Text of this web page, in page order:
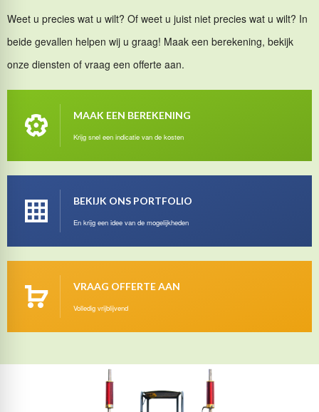
Weet u precies wat u wilt? Of weet u juist niet precies wat u wilt? In
beide gevallen helpen wij u graag! Maak een berekening, bekijk
onze diensten of vraag een offerte aan.
MAAK EEN BEREKENING
Krijg snel een indicatie van de kosten
BEKIJK ONS PORTFOLIO
En krijg een idee van de mogelijkheden
VRAAG OFFERTE AAN
Volledig vrijblijvend